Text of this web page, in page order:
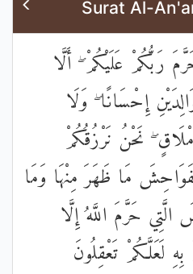
Surat Al-
رَبُّكُمْ عَلَيْكُمْ ۖ أَلَّا
إِحْسَانًا ۖ وَلَا
نَحْنُ نَرْزُقُكُمْ
مَا ظَهَرَ مِنْهَا وَمَا
الَّتِي حَرَّمَ اللَّهُ إِلَّا
لَعَلَّكُمْ تَعْقِلُونَ